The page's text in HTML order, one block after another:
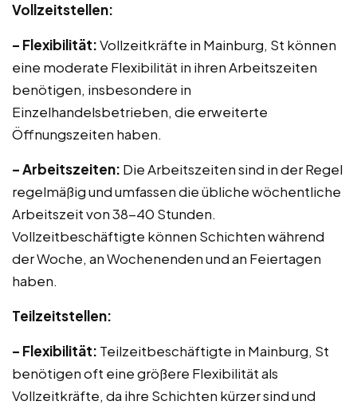
Vollzeitstellen:
– Flexibilität:Vollzeitkräfte in Mainburg, St können
eine moderate Flexibilität in ihren Arbeitszeiten
benötigen, insbesondere in
Einzelhandelsbetrieben, die erweiterte
Öffnungszeiten haben.
– Arbeitszeiten: Die Arbeitszeiten sind in der Regel
regelmäßig und umfassen die übliche wöchentliche
Arbeitszeit von 38-40 Stunden.
Vollzeitbeschäftigte können Schichten während
der Woche, an Wochenenden und an Feiertagen
haben.
Teilzeitstellen:
– Flexibilität: Teilzeitbeschäftigte in Mainburg, St
benötigen oft eine größere Flexibilität als
Vollzeitkräfte, da ihre Schichten kürzer sind und